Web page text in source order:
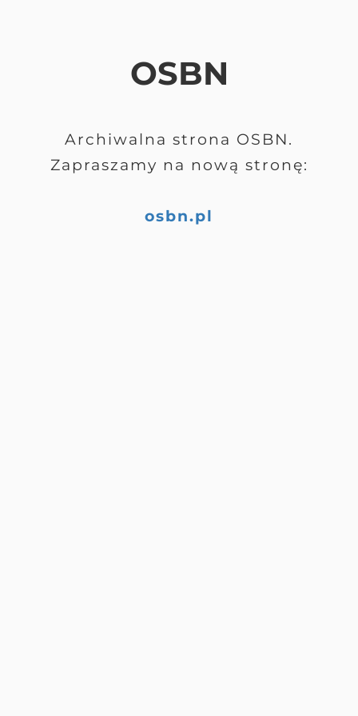
OSBN
Archiwalna strona OSBN.
Zapraszamy na nową stronę:
osbn.pl